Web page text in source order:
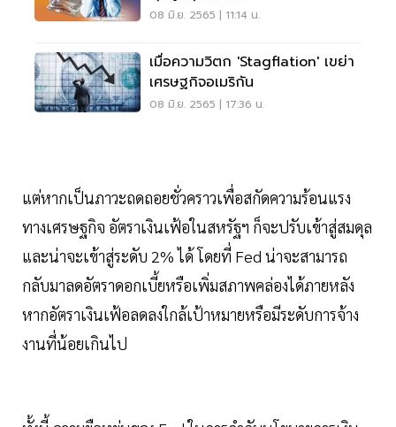
08 มิ.ย. 2565 | 11:14 น.
เมื่อความวิตก 'stagflation' เขย่า
เศรษฐกิจอเมริกัน
08 มิ.ย. 2565 | 17:36 น.
แต่หากเป็นภาวะถดถอยชั่วคราวเพื่อสกัดความร้อนแรง
ทางเศรษฐกิจ อัตราเงินเฟ้อในสหรัฐฯ ก็จะปรับเข้าสู่สมดุล
และน่าจะเข้าสู่ระดับ 2% ได้ โดยที่ Fed น่าจะสามารถ
กลับมาลดอัตราดอกเบี้ยหรือเพิ่มสภาพคล่องได้ภายหลัง
หากอัตราเงินเฟ้อลดลงใกล้เป้าหมายหรือมีระดับการจ้าง
งานที่น้อยเกินไป